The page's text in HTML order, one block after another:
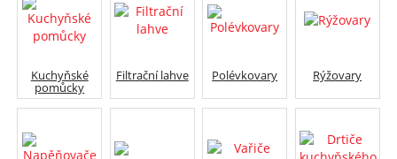
Kuchyňské
pomůcky
Filtrační lahve Polévkovary Rýžovary